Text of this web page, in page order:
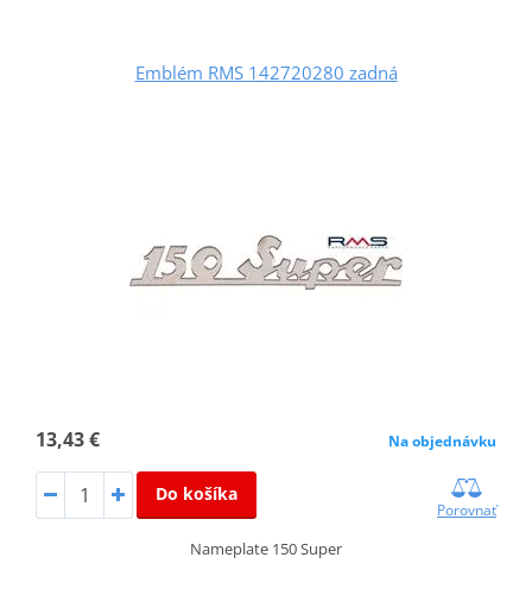
Emblém RMS 142720280 zadná
13,43 € Na objednávku
Do košíka
Porovnať
Nameplate 150 Super